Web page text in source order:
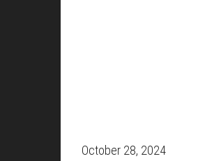
October 28, 2024